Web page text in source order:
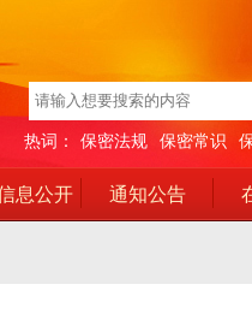
热词： 保密法规 保密常识
息公开 通知公告